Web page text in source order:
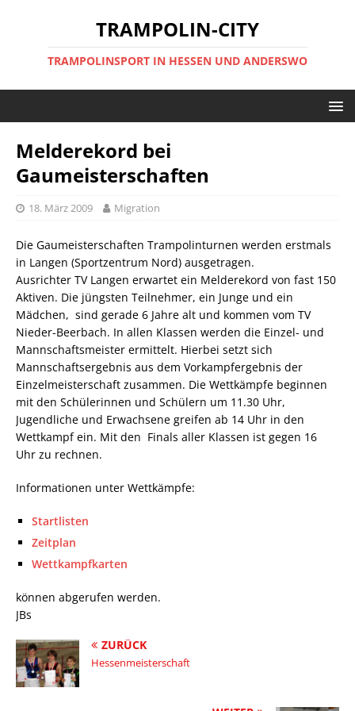
TRAMPOLIN-CITY
TRAMPOLINSPORT IN HESSEN UND ANDERSWO
Melderekord bei
Gaumeisterschaften
18. März 2009 Migration
Die Gaumeisterschaften Trampolinturnen werden erstmals
in Langen (Sportzentrum Nord) ausgetragen.
Ausrichter TV Langen erwartet ein Melderekord von fast 150
Aktiven. Die jüngsten Teilnehmer, ein Junge und ein
Mädchen, sind gerade 6 Jahre alt und kommen vom TV
Nieder-Beerbach. In allen Klassen werden die Einzel- und
Mannschaftsmeister ermittelt. Hierbei setzt sich
Mannschaftsergebnis aus dem Vorkampfergebnis der
Einzelmeisterschaft zusammen. Die Wettkämpfe beginnen
mit den Schülerinnen und Schülern um 11.30 Uhr,
Jugendliche und Erwachsene greifen ab 14 Uhr in den
Wettkampf ein. Mit den Finals aller Klassen ist gegen 16
Uhr zu rechnen.
Informationen unter Wettkämpfe:
Startlisten
Zeitplan
Wettkampfkarten
können abgerufen werden.
JBs
ZURÜCK
Hessenmeisterschaft